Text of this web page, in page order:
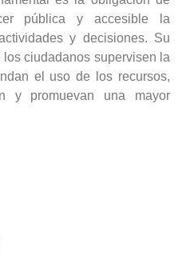
pública y accesible la
y decisiones. Su
ciudadanos supervisen la
el uso de los recursos,
y promuevan una mayor